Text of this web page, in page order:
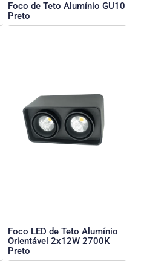
Foco de Teto Alumínio GU10
Preto
Foco LED de Teto Alumínio
Orientável 2x12W 2700K
Preto